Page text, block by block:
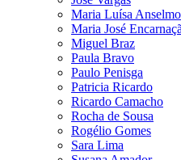
Maria Luísa Anselmo
Maria José
Miguel Braz
Paula Bravo
Paulo Penisga
Patricia Ricardo
Ricardo Camacho
Rocha de Sousa
Rogélio Gomes
Sara Lima